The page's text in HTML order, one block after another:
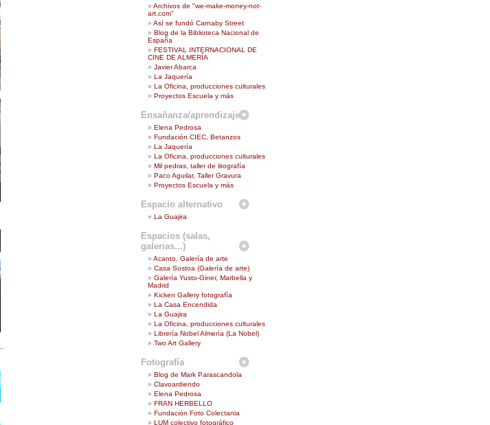
Archivos de "we-make-money-not-
art.com"
Así se fundó Carnaby Street
Blog de la Biblioteca Nacional de
España
FESTIVAL INTERNACIONAL DE
CINE DE ALMERÍA
Javier Abarca
La Jaquería
La Oficina, producciones culturales
Proyectos Escuela y más
Ensañanza/aprendizaje
Elena Pedrosa
Fundación CIEC, Betanzos
La Jaquería
La Oficina, producciones culturales
Mil pedras, taller de litografía
Paco Aguilar, Taller Gravura
Proyectos Escuela y más
Espacio alternativo
La Guajira
Espacios (salas,
galerias...)
Acanto, Galería de arte
Casa Sostoa (Galería de arte)
Galería Yusto-Giner, Marbella y
Madrid
Kicken Gallery fotografía
La Casa Encendida
La Guajira
La Oficina, producciones culturales
Librería Nobel Almería (La Nobel)
Two Art Gallery
Fotografía
Blog de Mark Parascandola
Clavoardiendo
Elena Pedrosa
FRAN HERBELLO
Fundación Foto Colectania
LUM colectivo fotográfico